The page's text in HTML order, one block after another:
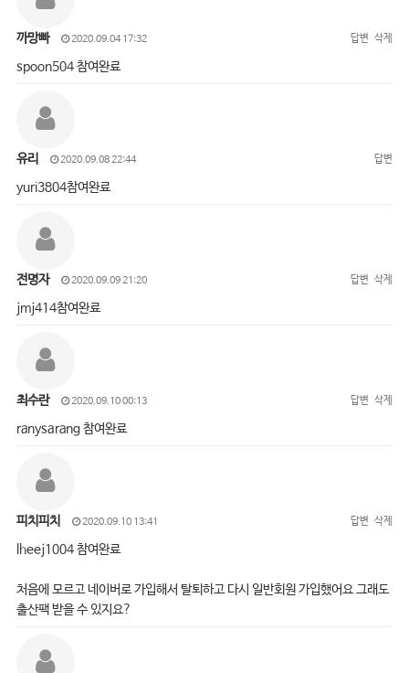
까망빠 2020.09.04 17:32 답변 삭제
spoon504 참여완료
유리 2020.09.08 22:44 답변
yuri3804참여완료
전명자 2020.09.09 21:20 답변 삭제
jmj414참여완료
최수란 2020.09.10 00:13 답변 삭제
ranysarang 참여완료
피치피치 2020.09.10 13:41 답변 삭제
lheej1004 참여완료
처음에 모르고 네이버로 가입해서 탈퇴하고 다시 일반회원 가입했어요 그래도
출산팩 받을 수 있지요?